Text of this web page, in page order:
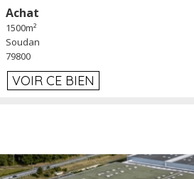
Achat
1500m²
Soudan
79800
VOIR CE BIEN